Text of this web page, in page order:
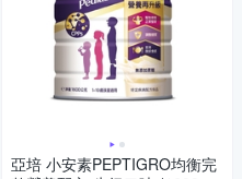
亞培 小安素PEPTIGRO均衡完